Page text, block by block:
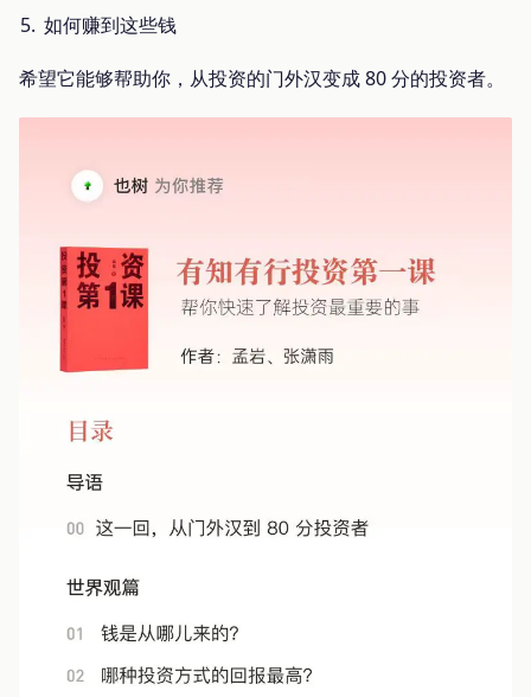
如何赚到这些钱
希望它能够帮助你，从投资的门外汉变成 80 分的投资者。